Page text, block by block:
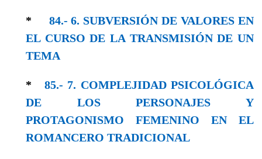
* 84.- 6. SUBVERSIÓN DE VALORES EN
EL CURSO DE LA TRANSMISIÓN DE UN
TEMA
* 85.- 7. COMPLEJIDAD PSICOLÓGICA
DE LOS PERSONAJES Y
PROTAGONISMO FEMENINO EN EL
ROMANCERO TRADICIONAL